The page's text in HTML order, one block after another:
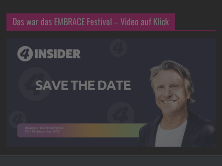
Das war das EMBRACE Festival – Video auf Klick